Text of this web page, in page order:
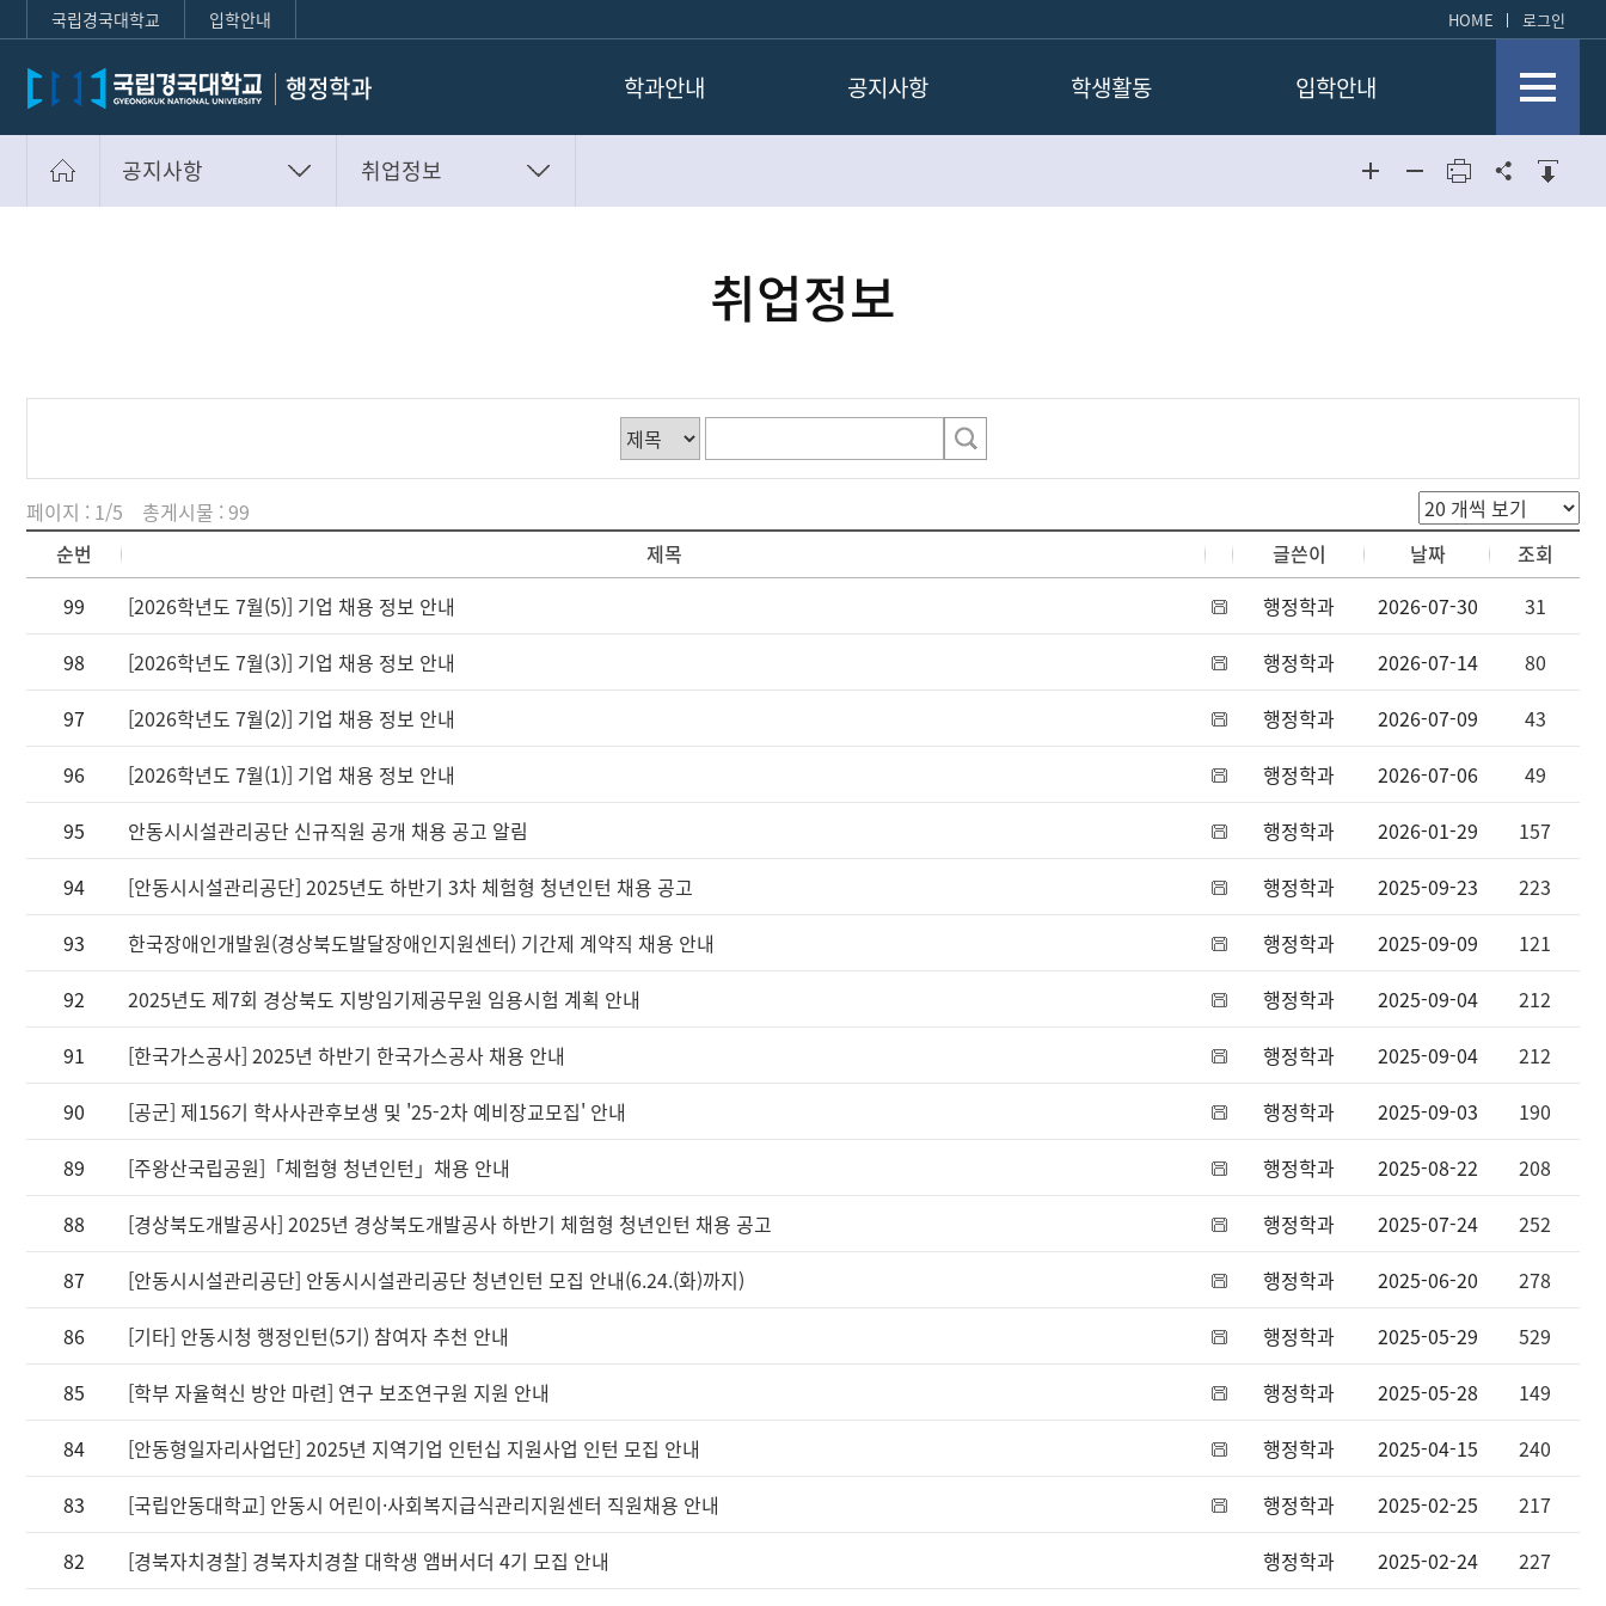
국립경국대학교 입학안내 HOME 로그인
학과안내
교수소개
오시는길
공지사항
취업정보
학생활동
학생회활동
입학안내
편입학
편입학
공지사항
부가정보
취업정보
취업정보
페이지 : 1/5 총게시물 : 99
순번
제목 글쓴이 날짜
조회
99
[2026학년도 7월(5)] 기업 채용 정보 안내 행정학과 2026-07-30
31
98
[2026학년도 7월(3)] 기업 채용 정보 안내 행정학과 2026-07-14
80
97
[2026학년도 7월(2)] 기업 채용 정보 안내 행정학과 2026-07-09
43
96
[2026학년도 7월(1)] 기업 채용 정보 안내 행정학과 2026-07-06
49
95
안동시시설관리공단 신규직원 공개 채용 공고 알림 행정학과 2026-01-29
157
94
[안동시시설관리공단] 2025년도 하반기 3차 체험형 청년인턴 채용 공고 행정학과 2025-09-23
223
93
한국장애인개발원(경상북도발달장애인지원센터) 기간제 계약직 채용 안내 행정학과 2025-09-09
121
92
2025년도 제7회 경상북도 지방임기제공무원 임용시험 계획 안내 행정학과 2025-09-04
212
91
[한국가스공사] 2025년 하반기 한국가스공사 채용 안내 행정학과 2025-09-04
212
90
[공군] 제156기 학사사관후보생 및 '25-2차 예비장교모집' 안내 행정학과 2025-09-03
190
89
[주왕산국립공원]「체험형 청년인턴」채용 안내 행정학과 2025-08-22
208
88
[경상북도개발공사] 2025년 경상북도개발공사 하반기 체험형 청년인턴 채용 공고 행정학과 2025-07-24
252
87
[안동시시설관리공단] 안동시시설관리공단 청년인턴 모집 안내(6.24.(화)까지) 행정학과 2025-06-20
278
86
[기타] 안동시청 행정인턴(5기) 참여자 추천 안내 행정학과 2025-05-29
529
85
[학부 자율혁신 방안 마련] 연구 보조연구원 지원 안내 행정학과 2025-05-28
149
84
[안동형일자리사업단] 2025년 지역기업 인턴십 지원사업 인턴 모집 안내 행정학과 2025-04-15
240
83
[국립안동대학교] 안동시 어린이·사회복지급식관리지원센터 직원채용 안내 행정학과 2025-02-25
217
82
[경북자치경찰] 경북자치경찰 대학생 앰버서더 4기 모집 안내 행정학과 2025-02-24
227